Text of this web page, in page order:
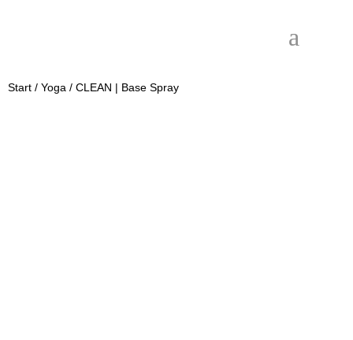
Start / Yoga / CLEAN | Base Spray